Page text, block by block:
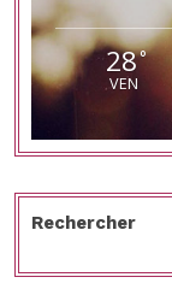
28°
VEN
Rechercher